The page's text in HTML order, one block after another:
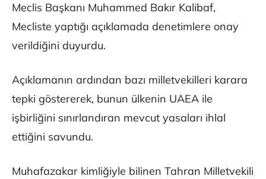
Meclis Başkanı Muhammed Bakır Kalibaf,
Mecliste yaptığı açıklamada denetimlere onay
verildiğini duyurdu.
Açıklamanın ardından bazı milletvekilleri karara
tepki göstererek, bunun ülkenin UAEA ile
işbirliğini sınırlandıran mevcut yasaları ihlal
ettiğini savundu.
Muhafazakar kimliğiyle bilinen Tahran Milletvekili